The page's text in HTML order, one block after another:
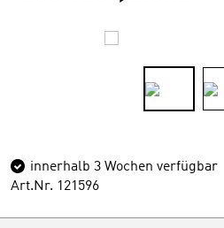
innerhalb 3 Wochen verfügbar
Art.Nr. 121596